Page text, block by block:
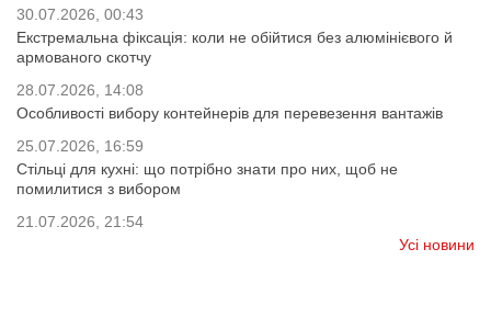
30.07.2026, 00:43
Екстремальна фіксація: коли не обійтися без алюмінієвого й
армованого скотчу
28.07.2026, 14:08
Особливості вибору контейнерів для перевезення вантажів
25.07.2026, 16:59
Стільці для кухні: що потрібно знати про них, щоб не
помилитися з вибором
21.07.2026, 21:54
Усі новини